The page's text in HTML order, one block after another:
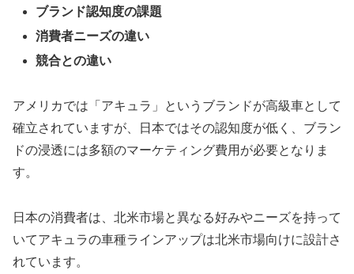
ブランド認知度の課題
消費者ニーズの違い
競合との違い
アメリカでは「アキュラ」というブランドが高級車として
確立されていますが、日本ではその認知度が低く、ブラン
ドの浸透には多額のマーケティング費用が必要となりま
す。
日本の消費者は、北米市場と異なる好みやニーズを持って
いてアキュラの車種ラインアップは北米市場向けに設計さ
れています。